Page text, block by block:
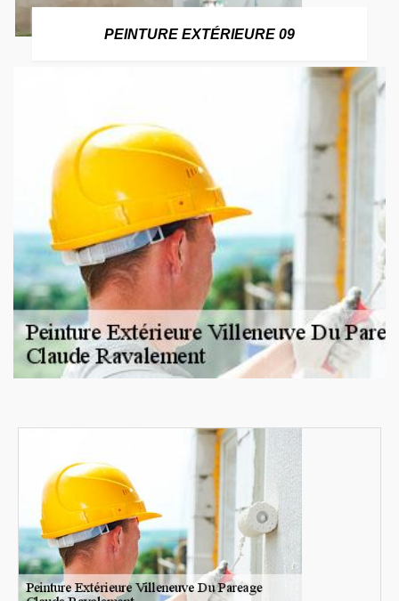
PEINTURE EXTÉRIEURE 09